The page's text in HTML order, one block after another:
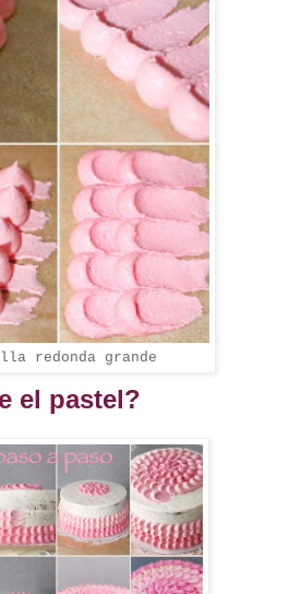
redonda grande
el pastel?